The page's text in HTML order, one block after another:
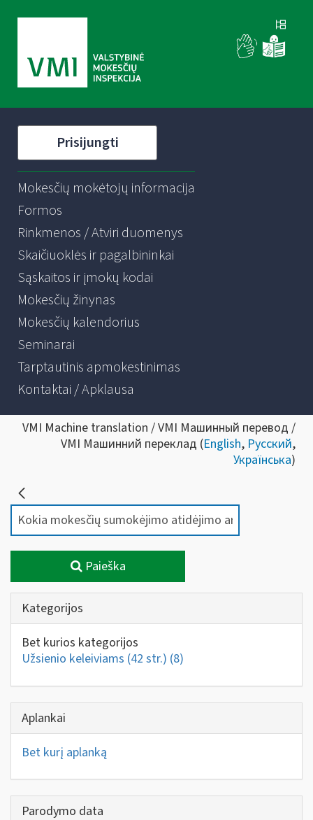
Prisijungti
Mokesčių mokėtojų informacija
Formos
Rinkmenos / Atviri duomenys
Skaičiuoklės ir pagalbininkai
Sąskaitos ir įmokų kodai
Mokesčių žinynas
Mokesčių kalendorius
Seminarai
Tarptautinis apmokestinimas
Kontaktai / Apklausa
VMI Machine translation / VMI Машинный перевод /
VMI Машинний переклад (English, Русский,
Українська)
Paieška
Kategorijos
Bet kurios kategorijos
Užsienio keleiviams (42 str.) (8)
Aplankai
Bet kurį aplanką
Parodymo data